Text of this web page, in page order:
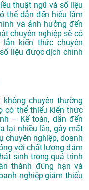
thuật ngữ và số liệu
thể dẫn đến hiểu lầm
và ảnh hưởng đến
chuyên nghiệp sẽ có
kiến thức chuyên
liệu được dịch chính
chuyên thường
có thể thiếu kiến thức
– Kế toán, dẫn đến
lại nhiều lần, gây mất
chuyên nghiệp, doanh
với chất lượng đảm
sinh trong quá trình
thành đúng hạn và
nghiệp giảm thiểu